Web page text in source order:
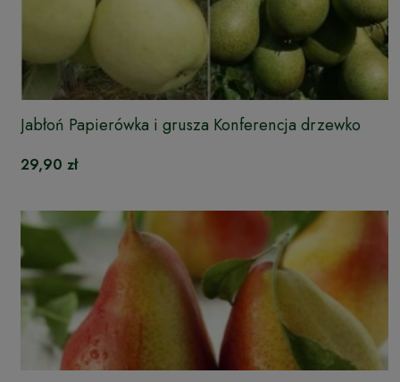
Jabłoń Papierówka i grusza Konferencja drzewko
DUO
29,90 zł